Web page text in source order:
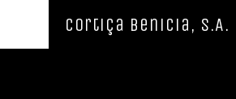
Cortiça Benicia, S.A.